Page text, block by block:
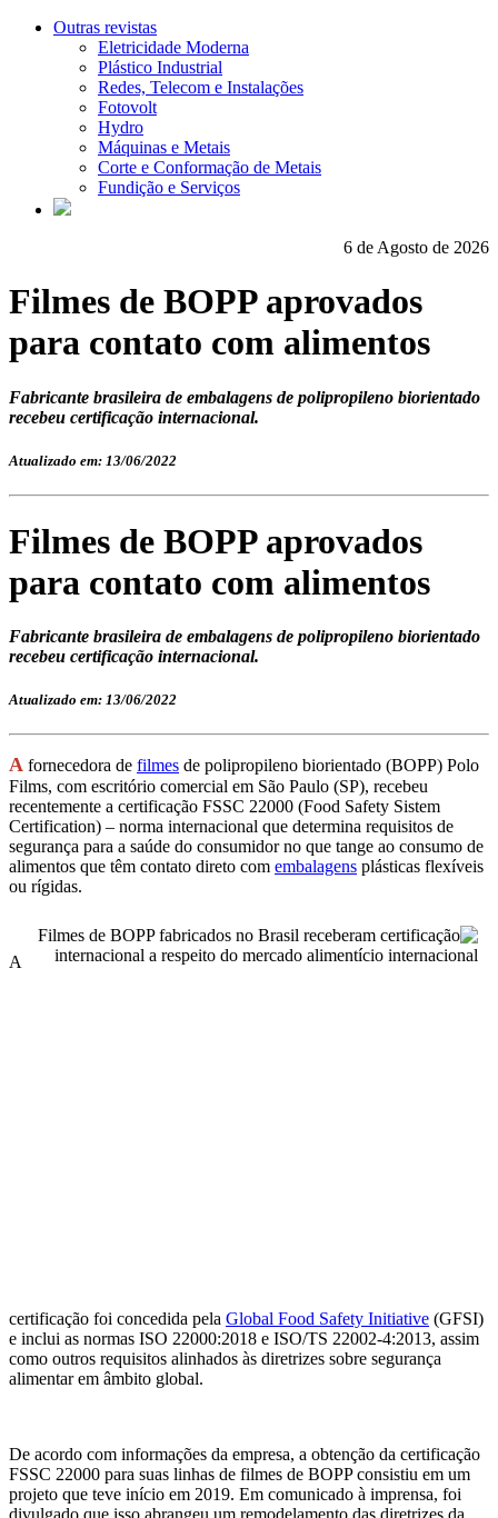
Outras revistas
Eletricidade Moderna
Plástico Industrial
Redes, Telecom e Instalações
Fotovolt
Hydro
Máquinas e Metais
Corte e Conformação de Metais
Fundição e Serviços
6 de Agosto de 2026
Filmes de BOPP aprovados
para contato com alimentos
Fabricante brasileira de embalagens de polipropileno biorientado
recebeu certificação internacional.
Atualizado em: 13/06/2022
Filmes de BOPP aprovados
para contato com alimentos
Fabricante brasileira de embalagens de polipropileno biorientado
recebeu certificação internacional.
Atualizado em: 13/06/2022
A fornecedora de filmes de polipropileno biorientado (BOPP) Polo
Films, com escritório comercial em São Paulo (SP), recebeu
recentemente a certificação FSSC 22000 (Food Safety Sistem
Certification) – norma internacional que determina requisitos de
segurança para a saúde do consumidor no que tange ao consumo de
alimentos que têm contato direto com embalagens plásticas flexíveis
ou rígidas.
A
certificação foi concedida pela Global Food Safety Initiative (GFSI)
e inclui as normas ISO 22000:2018 e ISO/TS 22002-4:2013, assim
como outros requisitos alinhados às diretrizes sobre segurança
alimentar em âmbito global.
De acordo com informações da empresa, a obtenção da certificação
FSSC 22000 para suas linhas de filmes de BOPP consistiu em um
projeto que teve início em 2019. Em comunicado à imprensa, foi